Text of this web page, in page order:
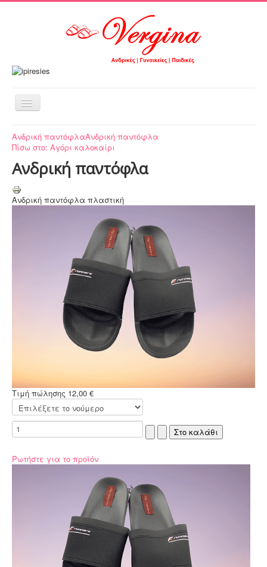
Εναλλαγή
πλοήγησης
Αρχική
Τα προϊόντα μας
Νεανικά σχέδια
Ανδρική παντόφλαΑνδρική παντόφλα
Πίσω στο: Αγόρι καλοκαίρι
Ανδρική παντόφλα
Ανδρική παντόφλα πλαστική
Τιμή πώλησης 12,00 €
Ρωτήστε για το προϊόν